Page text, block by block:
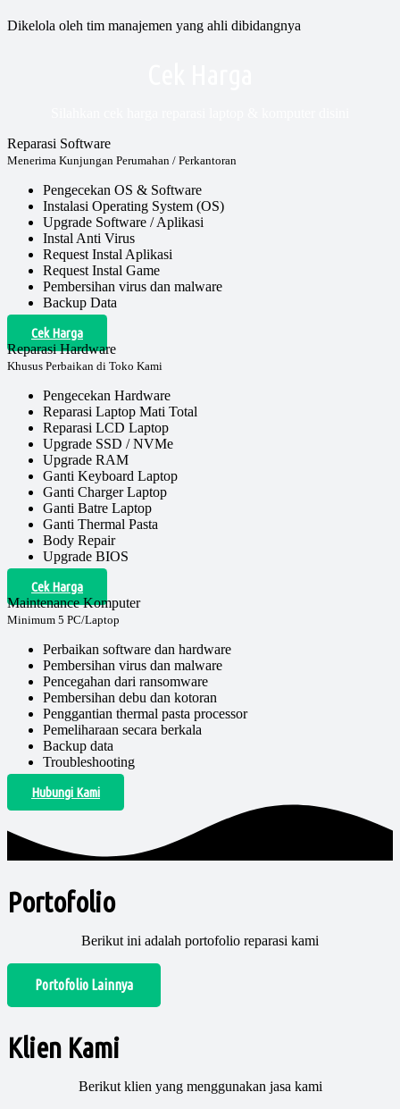
Dikelola oleh tim manajemen yang ahli dibidangnya
Reparasi Software
Menerima Kunjungan Perumahan / Perkantoran
Pengecekan OS & Software
Instalasi Operating System (OS)
Upgrade Software / Aplikasi
Instal Anti Virus
Request Instal Aplikasi
Request Instal Game
Pembersihan virus dan malware
Backup Data
Cek Harga
Reparasi Hardware
Khusus Perbaikan di Toko Kami
Pengecekan Hardware
Reparasi Laptop Mati Total
Reparasi LCD Laptop
Upgrade SSD / NVMe
Upgrade RAM
Ganti Keyboard Laptop
Ganti Charger Laptop
Ganti Batre Laptop
Ganti Thermal Pasta
Body Repair
Upgrade BIOS
Cek Harga
Maintenance Komputer
Minimum 5 PC/Laptop
Perbaikan software dan hardware
Pembersihan virus dan malware
Pencegahan dari ransomware
Pembersihan debu dan kotoran
Penggantian thermal pasta processor
Pemeliharaan secara berkala
Backup data
Troubleshooting
Hubungi Kami
Portofolio
Berikut ini adalah portofolio reparasi kami
Portofolio Lainnya
Klien Kami
Berikut klien yang menggunakan jasa kami